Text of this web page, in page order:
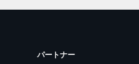
パートナー